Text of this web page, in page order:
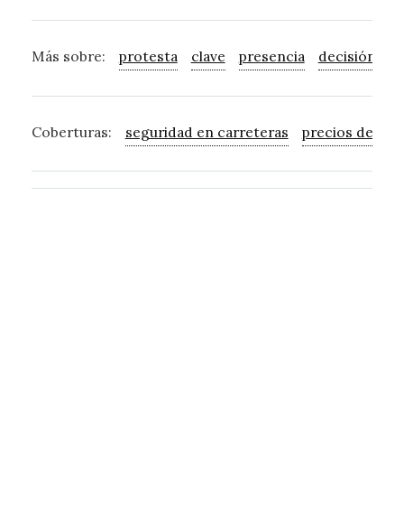
Más sobre: protesta clave presencia decisión
Coberturas: seguridad en carreteras precios de